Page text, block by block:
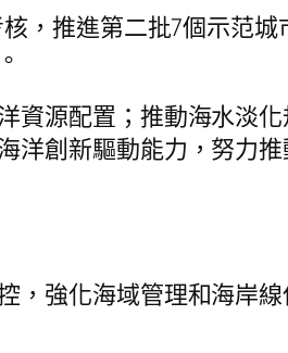
，推進第二批7個示范
資源配置；推動海水淡
洋創新驅動能力，努力
，強化海域管理和海岸